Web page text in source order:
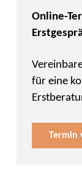
Online-
für eine
Termin